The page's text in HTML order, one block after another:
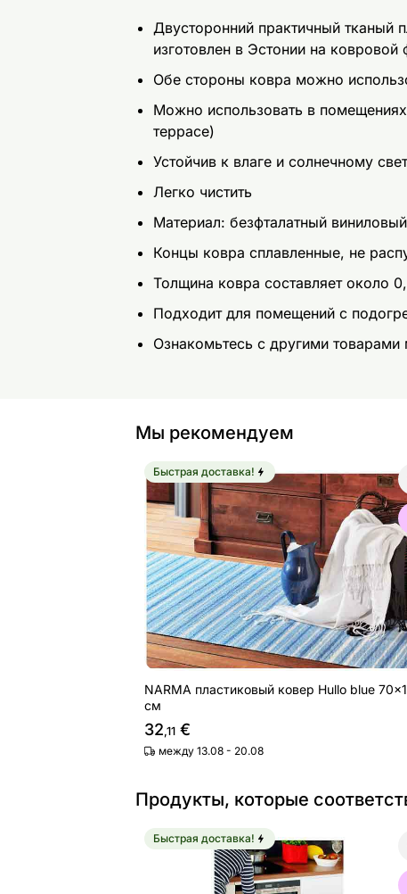
Двусторонний практичный тканый
изготовлен в Эстонии на ковровой
Обе стороны ковра можно
Можно использовать в
террасе)
Устойчив к влаге и солнечному
Легко чистить
Материал: безфталатный
Концы ковра сплавленные, не
Толщина ковра составляет около
Подходит для помещений с
Ознакомьтесь с другими товарами
Мы рекомендуем
NARMA пластиковый ковер Hullo
Найдите похожие
Быстрая доставка!
NARMA пластиковый ковер Hullo blue
см
32,11 €
между 13.08 - 20.08
Продукты, которые
Narma пластиковый ковер Birkas
Быстрая доставка!